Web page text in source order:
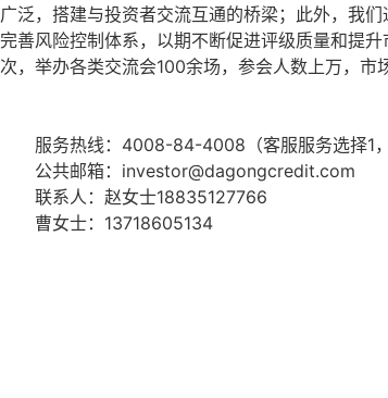
广泛，搭建与投资者交流互通的桥梁；此外，我
完善风险控制体系，以期不断促进评级质量和提
次，举办各类交流会100余场，参会人数上万，市
服务热线：4008-84-4008（客服服务选择1
公共邮箱： investor@dagongcredit.com
联系人：赵女士18835127766
曹女士：13718605134